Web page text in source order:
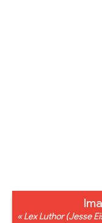
« Lex Luthor (Jesse